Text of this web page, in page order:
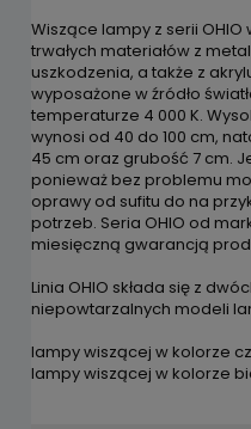
Wiszące lampy z serii OHIO
trwałych materiałów z
uszkodzenia, a także z
wyposażone w źródło
temperaturze 4 000 K.
wynosi od 40 do 100 cm,
45 cm oraz grubość 7 cm.
ponieważ bez problemu
oprawy od sufitu do na
potrzeb. Seria OHIO od
miesięczną gwarancją
Linia OHIO składa się z
niepowtarzalnych modeli
lampy wiszącej w kolorze
lampy wiszącej w kolorze